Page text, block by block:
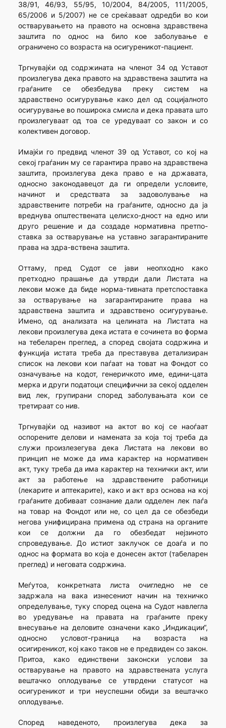
38/91, 46/93, 55/95, 10/2004, 84/2005, 111/2005,
65/2006 и 5/2007) не се среќаваат одредби во кои
остварувањето на правото на основна здравствена
заштита по однос на било кое заболување е
ограничено со возраста на осигуреникот-пациент.
Тргнувајќи од содржината на членот 34 од Уставот
произлегува дека правото на здравствена заштита на
граѓаните се обезбедува преку систем на
здравствено осигурување како дел од социјалното
осигурување во поширока смисла и дека правата што
произлегуваат од тоа се уредуваат со закон и со
колективен договор.
Имајќи го предвид членот 39 од Уставот, со кој на
секој граѓанин му се гарантира право на здравствена
заштита, произлегува дека право е на државата,
односно законодавецот да ги определи условите,
начинот и средствата за задоволување на
здравствените потреби на граѓаните, односно да ја
вреднува општествената целисхо-дност на едно или
друго решение и да создаде нормативна претпо-
ставка за остварување на уставно загарантираните
права на здра-вствена заштита.
Оттаму, пред Судот се јави неопходно како
претходно прашање да утврди дали Листата на
лекови може да биде норма-тивната претспоставка
за остварување на загарантираните права на
здравствена заштита и здравствено осигурување.
Имено, од анализата на целината на Листата на
лекови произлегува дека истата е сочинета во форма
на тебеларен преглед, а според својата содржина и
функција истата треба да преставува детализиран
список на лекови кои паѓаат на товат на Фондот со
означување на кодот, генеричкото име, едини-цата
мерка и други податоци специфични за секој одделен
вид лек, групирани според заболувањата кои се
третираат со нив.
Тргнувајќи од називот на актот во кој се наоѓаат
оспорените делови и намената за која тој треба да
служи произлезегува дека Листата на лекови во
принцип не може да има карактер на нормативен
акт, туку треба да има карактер на технички акт, или
акт за работење на здравствените работници
(лекарите и аптекарите), како и акт врз основа на кој
граѓаните добиваат сознание дали одделен лек паѓа
на товар на Фондот или не, со цел да се обезбеди
негова унифицирана примена од страна на органите
кои се должни да го обезбедат нејзиното
спроведување. До истиот заклучок се доаѓа и по
однос на формата во која е донесен актот (табеларен
преглед) и неговата содржина.
Меѓутоа, конкретната листа очигледно не се
задржала на вака изнесениот начин на техничко
определување, туку според оцена на Судот навлегла
во уредување на правата на граѓаните преку
внесување на деловите означени како „Индикации“,
односно условот-граница на возраста на
осигиреникот, кој како таков не е предвиден со закон.
Притоа, како единствени законски услови за
остварување на правото на здравствената услуга
вештачко оплодување се утврдени статусот на
осигуреникот и три неуспешни обиди за вештачко
оплодување.
Според наведеното, произлегува дека за